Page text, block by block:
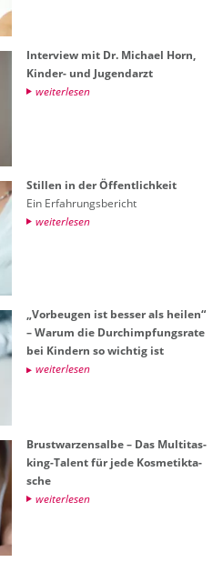
In­ter­view mit Dr. Mi­cha­el Horn,
Kin­der- und Ju­gend­arzt
wei­ter­le­sen
Stil­len in der Öf­fent­lich­keit
Ein Er­fah­rungs­be­richt
wei­ter­le­sen
„Vor­beu­gen ist bes­ser als hei­len“
– Warum die Durch­imp­fungs­ra­te
bei Kin­dern so wich­tig ist
wei­ter­le­sen
Brust­war­zen­sal­be – Das Mul­ti­tas­
king-Ta­lent für jede Kos­me­tik­ta­
sche
wei­ter­le­sen